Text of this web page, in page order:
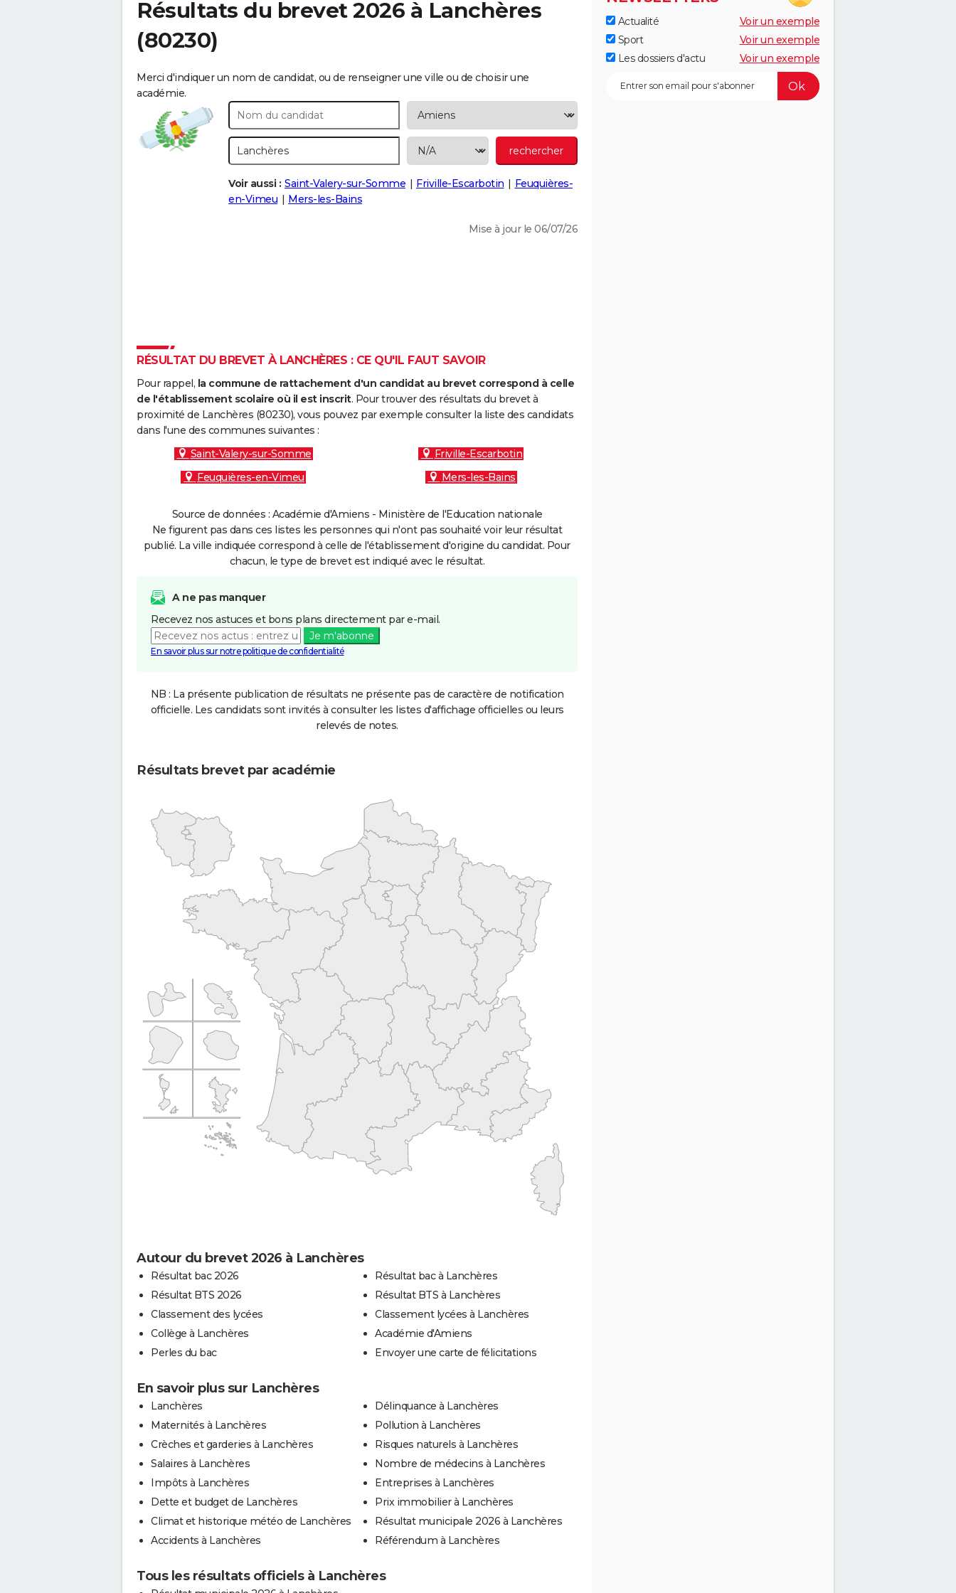
Résultats du brevet 2026 à Lanchères
(80230)
Merci d'indiquer un nom de candidat, ou de renseigner une ville ou de choisir une
académie.
Voir aussi : Saint-Valery-sur-Somme Friville-Escarbotin
Feuquières-
en-Vimeu
Mers-les-Bains
Mise à jour le 06/07/26
RÉSULTAT DU BREVET À LANCHÈRES : CE QU'IL FAUT SAVOIR
Pour rappel, la commune de rattachement d'un candidat au brevet correspond à celle
de l'établissement scolaire où il est inscrit. Pour trouver des résultats du brevet à
proximité de Lanchères (80230), vous pouvez par exemple consulter la liste des candidats
dans l'une des communes suivantes :
Saint-Valery-sur-Somme
Friville-Escarbotin
Feuquières-en-Vimeu
Mers-les-Bains
Source de données : Académie d'Amiens - Ministère de l'Education nationale
Ne figurent pas dans ces listes les personnes qui n'ont pas souhaité voir leur résultat
publié. La ville indiquée correspond à celle de l'établissement d'origine du candidat. Pour
chacun, le type de brevet est indiqué avec le résultat.
A ne pas manquer
Recevez nos astuces et bons plans directement par e-mail.
Je m'abonne
En savoir plus sur notre politique de confidentialité
NB : La présente publication de résultats ne présente pas de caractère de notification
officielle. Les candidats sont invités à consulter les listes d'affichage officielles ou leurs
relevés de notes.
Résultats brevet par académie
Autour du brevet 2026 à Lanchères
Résultat bac 2026
Résultat BTS 2026
Classement des lycées
Collège à Lanchères
Perles du bac
Résultat bac à Lanchères
Résultat BTS à Lanchères
Classement lycées à Lanchères
Académie d'Amiens
Envoyer une carte de félicitations
En savoir plus sur Lanchères
Lanchères
Maternités à Lanchères
Crèches et garderies à Lanchères
Salaires à Lanchères
Impôts à Lanchères
Dette et budget de Lanchères
Climat et historique météo de Lanchères
Accidents à Lanchères
Délinquance à Lanchères
Pollution à Lanchères
Risques naturels à Lanchères
Nombre de médecins à Lanchères
Entreprises à Lanchères
Prix immobilier à Lanchères
Résultat municipale 2026 à Lanchères
Référendum à Lanchères
Tous les résultats officiels à Lanchères
Actualité
Voir un exemple
Sport
Voir un exemple
Les dossiers d'actu
Voir un exemple